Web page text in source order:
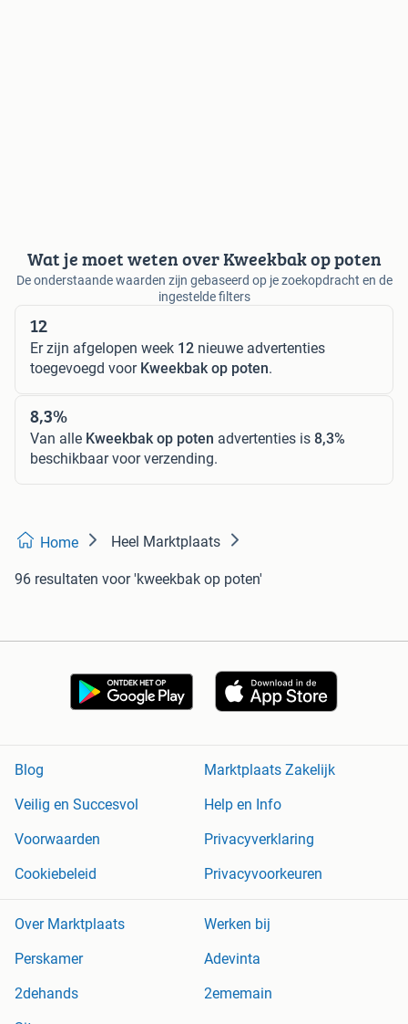
Wat je moet weten over Kweekbak op poten
De onderstaande waarden zijn gebaseerd op je zoekopdracht en de
ingestelde filters
12
Er zijn afgelopen week 12 nieuwe advertenties
toegevoegd voor Kweekbak op poten.
8,3%
Van alle Kweekbak op poten advertenties is 8,3%
beschikbaar voor verzending.
Home Heel Marktplaats
96 resultaten voor 'kweekbak op poten'
Blog
Marktplaats Zakelijk
Veilig en Succesvol
Help en Info
Voorwaarden
Privacyverklaring
Cookiebeleid
Privacyvoorkeuren
Over Marktplaats
Werken bij
Perskamer
Adevinta
2dehands
2ememain